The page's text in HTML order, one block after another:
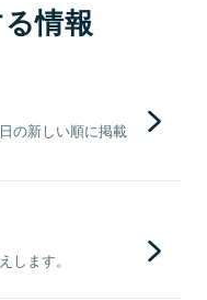
情報
の新しい順に掲載
します。